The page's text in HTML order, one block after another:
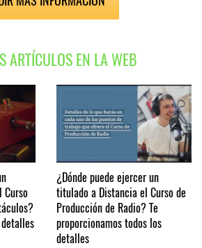
ARTÍCULOS EN LA WEB
¿Dónde puede ejercer un
titulado a Distancia el Curso de
Producción de Radio? Te
proporcionamos todos los
detalles